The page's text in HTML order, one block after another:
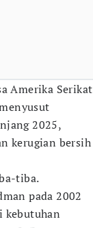
Amerika Serikat
2025,
kerugian bersih
tiba.
pada 2002
kebutuhan